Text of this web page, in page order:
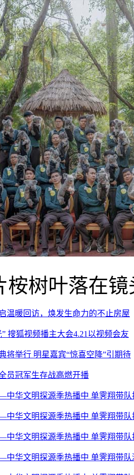
桉树叶落在
温暖回访，焕发生命力的不止房屋
搜狐视频播主大会4.21以视频会友
将举行 明星嘉宾“惊喜空降”引期待
员冠军生存战高燃开播
中华文明探源季热播中 单霁翔带
中华文明探源季热播中 单霁翔带
中华文明探源季热播中 单霁翔带
中华文明探源季热播中 单霁翔带队